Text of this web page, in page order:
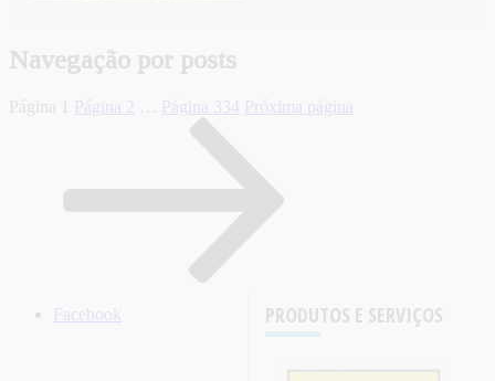
Navegação por posts
Página Página Página 334 Próxima página
PRODUTOS E SERVIÇOS
Facebook